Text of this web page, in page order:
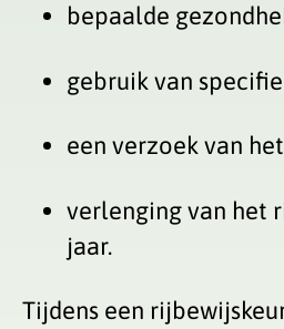
bepaalde
gebruik van
een verzoek van het
verlenging van het
jaar.
Tijdens een